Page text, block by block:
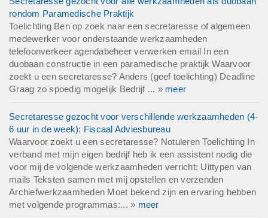
rondom Paramedische Praktijk
Toelichting Ben op zoek naar een secretaresse of algemeen
medewerker voor onderstaande werkzaamheden
telefoonverkeer agendabeheer verwerken email In een
duobaan constructie in een paramedische praktijk Waarvoor
zoekt u een secretaresse? Anders (geef toelichting) Deadline
Graag zo spoedig mogelijk Bedrijf ... » meer
Secretaresse gezocht voor verschillende werkzaamheden (4-
6 uur in de week): Fiscaal Adviesbureau
Waarvoor zoekt u een secretaresse? Notuleren Toelichting In
verband met mijn eigen bedrijf heb ik een assistent nodig die
voor mij de volgende werkzaamheden verricht: Uittypen van
mails Teksten samen met mij opstellen en verzenden
Archiefwerkzaamheden Moet bekend zijn en ervaring hebben
met volgende programmas:... » meer